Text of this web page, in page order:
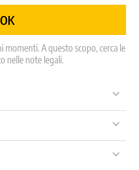
momenti. A questo scopo, cerca le
nelle note legali.


